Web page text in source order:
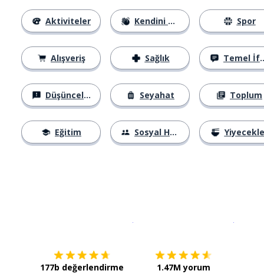
Aktiviteler
Alışveriş
Düşünceler
Eğitim
Kendini Tanıtma
Sağlık
Seyahat
Sosyal Hayat
Spor
Temel İfadeler
Toplum
177b değerlendirme 1.47M yorum